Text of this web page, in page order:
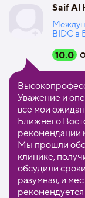
Saif Al
BIDC в
10.0
Уважение и
все мои
Ближнего
рекомендации
Мы прошли
клинике,
обсудили
разумная, и
рекомендуется